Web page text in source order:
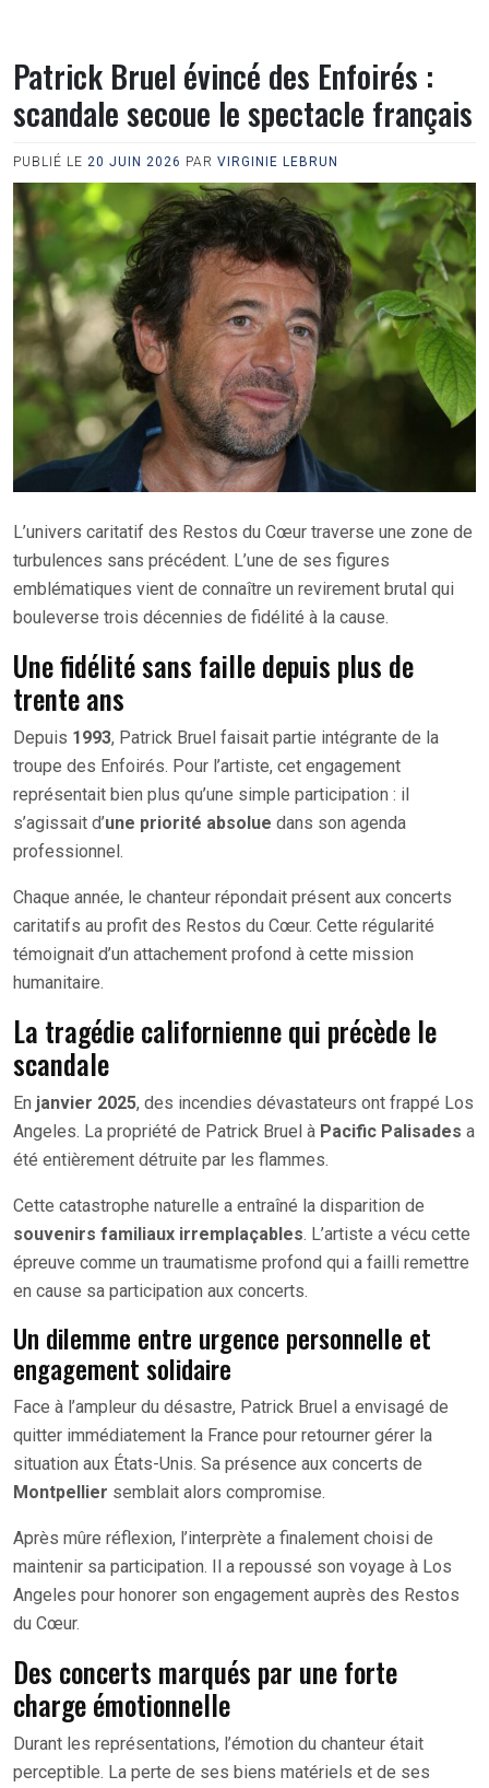
Patrick Bruel évincé des Enfoirés :
scandale secoue le spectacle français
PUBLIÉ LE 20 JUIN 2026 PAR VIRGINIE LEBRUN
L’univers caritatif des Restos du Cœur traverse une zone de
turbulences sans précédent. L’une de ses figures
emblématiques vient de connaître un revirement brutal qui
bouleverse trois décennies de fidélité à la cause.
Une fidélité sans faille depuis plus de
trente ans
Depuis 1993, Patrick Bruel faisait partie intégrante de la
troupe des Enfoirés. Pour l’artiste, cet engagement
représentait bien plus qu’une simple participation : il
s’agissait d’une priorité absolue dans son agenda
professionnel.
Chaque année, le chanteur répondait présent aux concerts
caritatifs au profit des Restos du Cœur. Cette régularité
témoignait d’un attachement profond à cette mission
humanitaire.
La tragédie californienne qui précède le
scandale
En janvier 2025, des incendies dévastateurs ont frappé Los
Angeles. La propriété de Patrick Bruel à Pacific Palisades a
été entièrement détruite par les flammes.
Cette catastrophe naturelle a entraîné la disparition de
souvenirs familiaux irremplaçables. L’artiste a vécu cette
épreuve comme un traumatisme profond qui a failli remettre
en cause sa participation aux concerts.
Un dilemme entre urgence personnelle et
engagement solidaire
Face à l’ampleur du désastre, Patrick Bruel a envisagé de
quitter immédiatement la France pour retourner gérer la
situation aux États-Unis. Sa présence aux concerts de
Montpellier semblait alors compromise.
Après mûre réflexion, l’interprète a finalement choisi de
maintenir sa participation. Il a repoussé son voyage à Los
Angeles pour honorer son engagement auprès des Restos
du Cœur.
Des concerts marqués par une forte
charge émotionnelle
Durant les représentations, l’émotion du chanteur était
perceptible. La perte de ses biens matériels et de ses